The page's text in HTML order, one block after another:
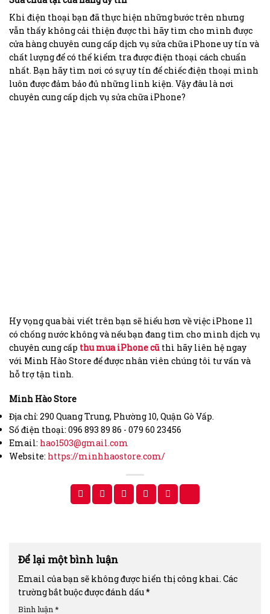
Khi điện thoại bạn đã thực hiện những bước trên nhưng
vẫn thấy không cải thiện được thì hãy tìm cho mình được
cửa hàng chuyên cung cấp dịch vụ sửa chữa iPhone uy tín và
chất lượng để có thể kiểm tra được điện thoại cách chuẩn
nhất. Bạn hãy tìm nơi có sự uy tín để chiếc điện thoại mình
luôn được đảm bảo đủ những linh kiện. Vậy đâu là nơi
chuyên cung cấp dịch vụ sửa chữa iPhone?
Hy vọng qua bài viết trên bạn sẽ hiểu hơn về việc iPhone 11
có chống nước không và nếu bạn đang tìm cho mình dịch vụ
chuyên cung cấp thu mua iPhone cũ thì hãy liên hệ ngay
với Minh Hào Store để được nhân viên chúng tôi tư vấn và
hỗ trợ tận tình.
Minh Hào Store
Địa chỉ: 290 Quang Trung, Phường 10, Quận Gò Vấp.
Số điện thoại: 096 893 89 86 - 079 60 23456
Email: hao1503@gmail.com
Website: https://minhhaostore.com/
Để lại một bình luận
Email của bạn sẽ không được hiển thị công khai. Các
trường bắt buộc được đánh dấu*
Bình luận*